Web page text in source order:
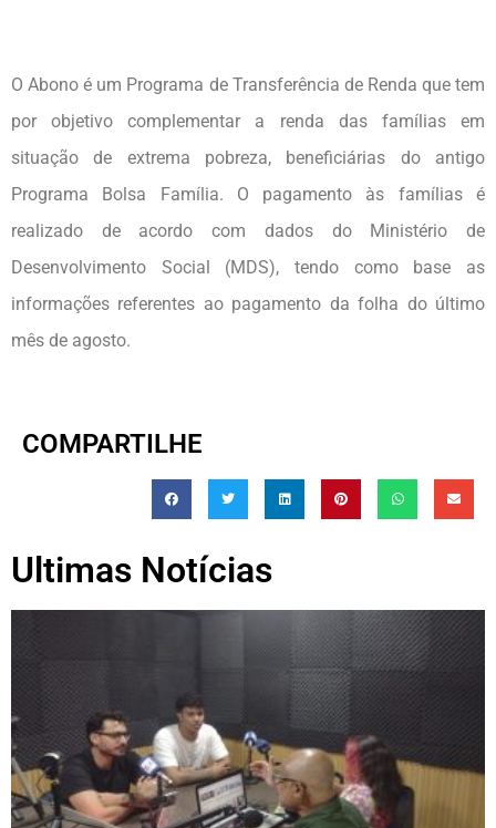
O Abono é um Programa de Transferência de Renda que tem
por objetivo complementar a renda das famílias em
situação de extrema pobreza, beneficiárias do antigo
Programa Bolsa Família. O pagamento às famílias é
realizado de acordo com dados do Ministério de
Desenvolvimento Social (MDS), tendo como base as
informações referentes ao pagamento da folha do último
mês de agosto.
COMPARTILHE
Ultimas Notícias